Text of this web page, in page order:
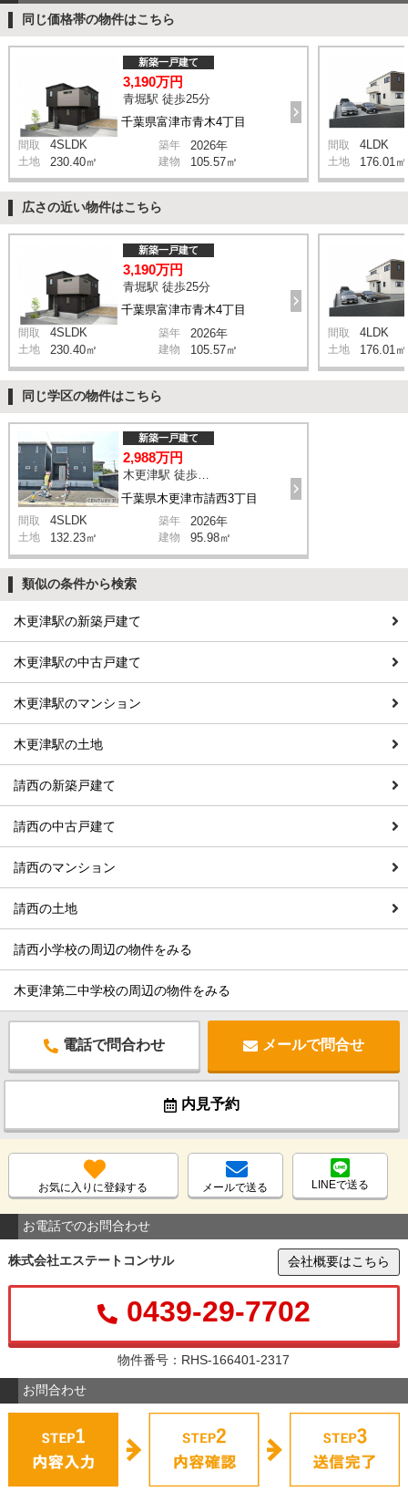
同じ価格帯の物件はこちら
千葉県富津市青木4丁目
新築一戸建て
3,190万円
青堀駅 徒歩25分
間取 4SLDK 築年 2026年
土地 230.40㎡ 建物 105.57㎡
間取 4LDK
土地 176.01㎡
広さの近い物件はこちら
千葉県富津市青木4丁目
新築一戸建て
3,190万円
青堀駅 徒歩25分
間取 4SLDK 築年 2026年
土地 230.40㎡ 建物 105.57㎡
間取 4LDK
土地 176.01㎡
同じ学区の物件はこちら
千葉県木更津市請西3丁目
新築一戸建て
2,988万円
木更津駅 徒歩33分
間取 4SLDK 築年 2026年
土地 132.23㎡ 建物 95.98㎡
類似の条件から検索
木更津駅の新築戸建て
木更津駅の中古戸建て
木更津駅のマンション
木更津駅の土地
請西の新築戸建て
請西の中古戸建て
請西のマンション
請西の土地
請西小学校の周辺の物件をみる
木更津第二中学校の周辺の物件をみる
電話で問合わせ メールで問合せ
内見予約
お気に入りに登録する メールで送る LINEで送る
お電話でのお問合わせ
株式会社エステートコンサル 会社概要はこちら
0439-29-7702
物件番号：RHS-166401-2317
お問合わせ